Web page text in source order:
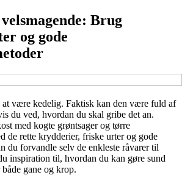
Brug
og gode
at være kedelig. Faktisk kan den være fuld af
du ved, hvordan du skal gribe det an.
med kogte grøntsager og tørre
de rette krydderier, friske urter og gode
du forvandle selv de enkleste råvarer til
inspiration til, hvordan du kan gøre sund
gane og krop.